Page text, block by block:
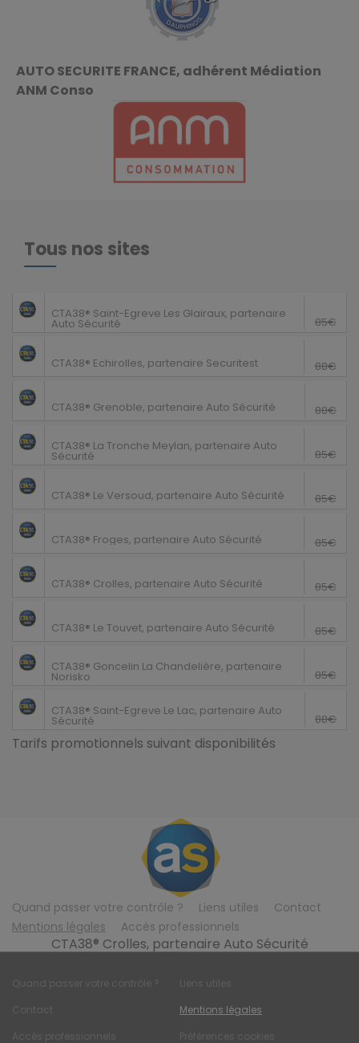
AUTO SECURITE FRANCE, adhérent Médiation
ANM Conso
Tous nos sites
CTA38® Saint-Egreve Les Glairaux, partenaire
Auto Sécurité 85€
CTA38® Echirolles, partenaire Securitest 88€
CTA38® Grenoble, partenaire Auto Sécurité 88€
CTA38® La Tronche Meylan, partenaire Auto
Sécurité 85€
CTA38® Le Versoud, partenaire Auto Sécurité 85€
CTA38® Froges, partenaire Auto Sécurité 85€
CTA38® Crolles, partenaire Auto Sécurité 85€
CTA38® Le Touvet, partenaire Auto Sécurité 85€
CTA38® Goncelin La Chandelière, partenaire
Norisko 85€
CTA38® Saint-Egreve Le Lac, partenaire Auto
Sécurité 88€
Tarifs promotionnels suivant disponibilités
Quand passer votre contrôle ? Liens utiles
Contact
Mentions légales
Accès professionnels
CTA38® Crolles, partenaire Auto Sécurité
Quand passer votre contrôle ?
Liens utiles
Contact
Mentions légales
Accès professionnels
Préférences cookies